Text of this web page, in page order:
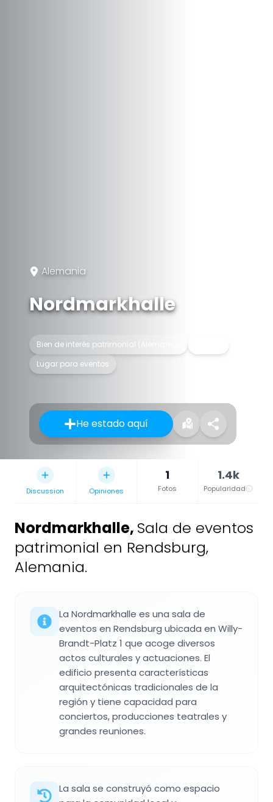
Alemania
Nordmarkhalle
Bien de interés patrimonial (Alemania)
Lugar para eventos
He estado aquí
Discussion Opiniones
1
Fotos
1.4k
Popularidad
Nordmarkhalle, Sala de eventos
patrimonial en Rendsburg,
Alemania.
La Nordmarkhalle es una sala de
eventos en Rendsburg ubicada en Willy-
Brandt-Platz 1 que acoge diversos
actos culturales y actuaciones. El
edificio presenta características
arquitectónicas tradicionales de la
región y tiene capacidad para
conciertos, producciones teatrales y
grandes reuniones.
La sala se construyó como espacio